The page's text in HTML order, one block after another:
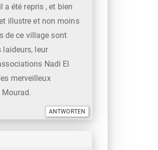
a été repris , et bien
illustre et non moins
de ce village sont
laideurs, leur
Nadi El
merveilleux